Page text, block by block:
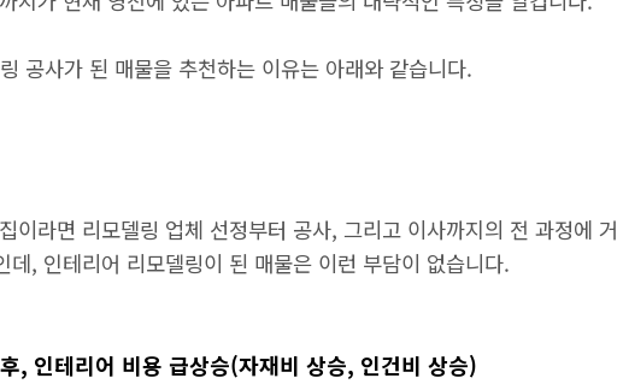
공사가 된 매물을 추천하는 이유는 아래와 같습니다.
이라면 리모델링 업체 선정부터 공사, 그리고 이사까지의 전 과정에 거
데, 인테리어 리모델링이 된 매물은 이런 부담이 없습니다.
, 인테리어 비용 급상승(자재비 상승, 인건비 상승)